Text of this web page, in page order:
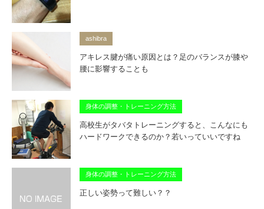
ashibra
アキレス腱が痛い原因とは？足のバランスが膝や
腰に影響することも
身体の調整・トレーニング方法
高校生がタバタトレーニングすると、こんなにも
ハードワークできるのか？若いっていいですね
身体の調整・トレーニング方法
正しい姿勢って難しい？？